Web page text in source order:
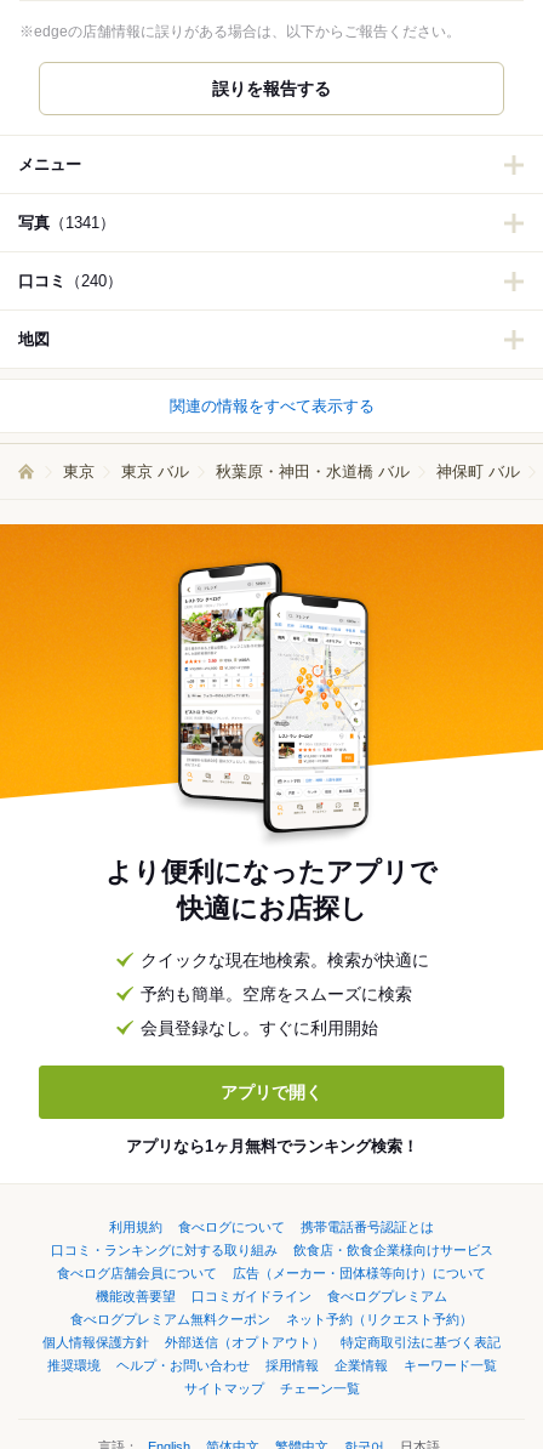
※edgeの店舗情報に誤りがある場合は、以下からご報告ください。
誤りを報告する
メニュー
写真 （1341）
口コミ （240）
地図
関連の情報をすべて表示する
東京 東京 バル 秋葉原・神田・水道橋 バル 神保町 バル
より便利になったアプリで
快適にお店探し
クイックな現在地検索。検索が快適に
予約も簡単。空席をスムーズに検索
会員登録なし。すぐに利用開始
アプリで開く
アプリなら1ヶ月無料でランキング検索！
利用規約 食べログについて
携帯電話番号認証とは
口コミ・ランキングに対する取り組み
飲食店・飲食企業様向けサービス
食べログ店舗会員について
広告（メーカー・団体様等向け）について
機能改善要望
口コミガイドライン
食べログプレミアム
食べログプレミアム無料クーポン
ネット予約（リクエスト予約）
個人情報保護方針
外部送信（オプトアウト）
特定商取引法に基づく表記
推奨環境
ヘルプ・お問い合わせ 採用情報 企業情報
キーワード一覧
サイトマップ
チェーン一覧